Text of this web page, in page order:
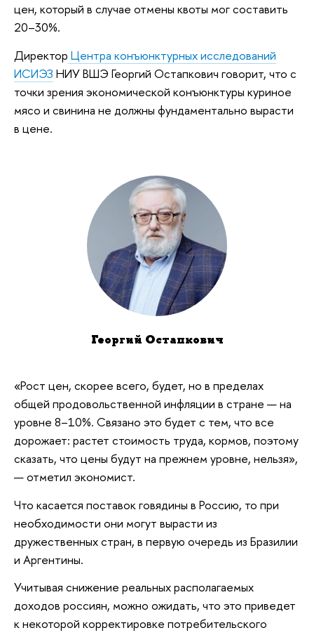
цен, который в случае отмены квоты мог составить
20–30%.
Директор Центра конъюнктурных исследований
ИСИЭЗ НИУ ВШЭ Георгий Остапкович говорит, что с
точки зрения экономической конъюнктуры куриное
мясо и свинина не должны фундаментально вырасти
в цене.
Георгий Остапкович
«Рост цен, скорее всего, будет, но в пределах
общей продовольственной инфляции в стране — на
уровне 8–10%. Связано это будет с тем, что все
дорожает: растет стоимость труда, кормов, поэтому
сказать, что цены будут на прежнем уровне, нельзя»,
— отметил экономист.
Что касается поставок говядины в Россию, то при
необходимости они могут вырасти из
дружественных стран, в первую очередь из Бразилии
и Аргентины.
Учитывая снижение реальных располагаемых
доходов россиян, можно ожидать, что это приведет
к некоторой корректировке потребительского